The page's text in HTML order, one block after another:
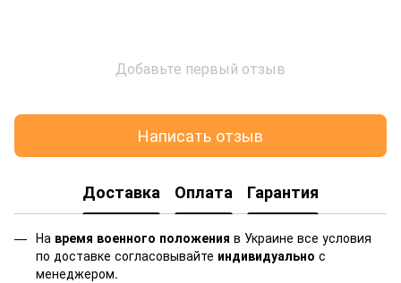
Добавьте первый отзыв
Написать отзыв
Доставка Оплата Гарантия
На время военного положения в Украине все условия
по доставке согласовывайте индивидуально с
менеджером.